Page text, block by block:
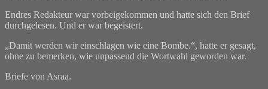
Endres Redakteur war vorbeigekommen und hatte sich den Brief
durchgelesen. Und er war begeistert.
„Damit werden wir einschlagen wie eine Bombe.“, hatte er gesagt,
ohne zu bemerken, wie unpassend die Wortwahl geworden war.
Briefe von Asraa.